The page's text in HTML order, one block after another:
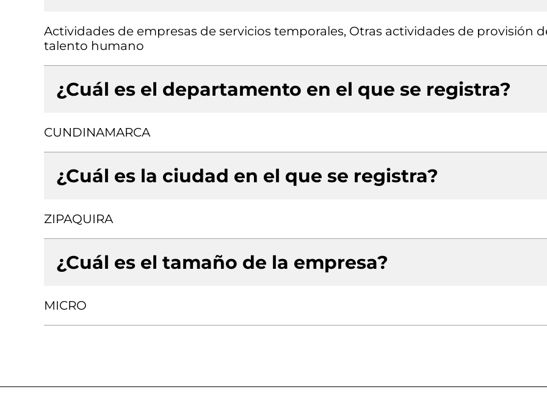
Actividades de empresas de servicios temporales, Otras actividades de provisión
talento humano
¿Cuál es el departamento en el que se registra?
CUNDINAMARCA
¿Cuál es la ciudad en el que se registra?
ZIPAQUIRA
¿Cuál es el tamaño de la empresa?
MICRO